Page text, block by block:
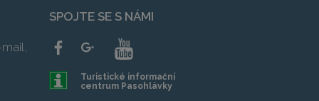
SPOJTE SE S NÁMI
Turistické informační
centrum Pasohlávky